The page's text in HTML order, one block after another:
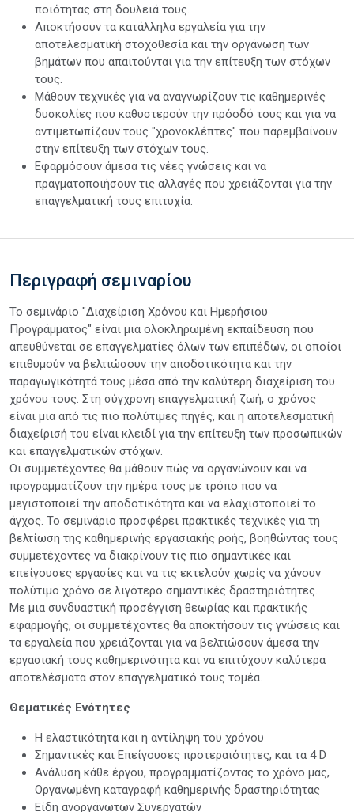
ποιότητας στη δουλειά τους.
Αποκτήσουν τα κατάλληλα εργαλεία για την
αποτελεσματική στοχοθεσία και την οργάνωση των
βημάτων που απαιτούνται για την επίτευξη των στόχων
τους.
Μάθουν τεχνικές για να αναγνωρίζουν τις καθημερινές
δυσκολίες που καθυστερούν την πρόοδό τους και για να
αντιμετωπίζουν τους "χρονοκλέπτες" που παρεμβαίνουν
στην επίτευξη των στόχων τους.
Εφαρμόσουν άμεσα τις νέες γνώσεις και να
πραγματοποιήσουν τις αλλαγές που χρειάζονται για την
επαγγελματική τους επιτυχία.
Περιγραφή σεμιναρίου
Το σεμινάριο "Διαχείριση Χρόνου και Ημερήσιου
Προγράμματος" είναι μια ολοκληρωμένη εκπαίδευση που
απευθύνεται σε επαγγελματίες όλων των επιπέδων, οι οποίοι
επιθυμούν να βελτιώσουν την αποδοτικότητα και την
παραγωγικότητά τους μέσα από την καλύτερη διαχείριση του
χρόνου τους. Στη σύγχρονη επαγγελματική ζωή, ο χρόνος
είναι μια από τις πιο πολύτιμες πηγές, και η αποτελεσματική
διαχείρισή του είναι κλειδί για την επίτευξη των προσωπικών
και επαγγελματικών στόχων.
Οι συμμετέχοντες θα μάθουν πώς να οργανώνουν και να
προγραμματίζουν την ημέρα τους με τρόπο που να
μεγιστοποιεί την αποδοτικότητα και να ελαχιστοποιεί το
άγχος. Το σεμινάριο προσφέρει πρακτικές τεχνικές για τη
βελτίωση της καθημερινής εργασιακής ροής, βοηθώντας τους
συμμετέχοντες να διακρίνουν τις πιο σημαντικές και
επείγουσες εργασίες και να τις εκτελούν χωρίς να χάνουν
πολύτιμο χρόνο σε λιγότερο σημαντικές δραστηριότητες.
Με μια συνδυαστική προσέγγιση θεωρίας και πρακτικής
εφαρμογής, οι συμμετέχοντες θα αποκτήσουν τις γνώσεις και
τα εργαλεία που χρειάζονται για να βελτιώσουν άμεσα την
εργασιακή τους καθημερινότητα και να επιτύχουν καλύτερα
αποτελέσματα στον επαγγελματικό τους τομέα.
Θεματικές Ενότητες
Η ελαστικότητα και η αντίληψη του χρόνου
Σημαντικές και Επείγουσες προτεραιότητες, και τα 4 D
Ανάλυση κάθε έργου, προγραμματίζοντας το χρόνο μας,
Οργανωμένη καταγραφή καθημερινής δραστηριότητας
Είδη ανοργάνωτων Συνεργατών